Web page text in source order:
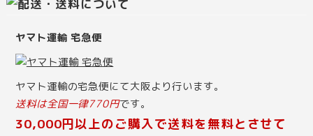
ヤマト運輸 宅急便
ヤマト運輸の宅急便にて大阪より行います。
送料は全国一律770円です。
30,000円以上のご購入で送料を無料とさせて